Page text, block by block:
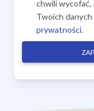
chwili wycofać,
Twoich
prywatności.